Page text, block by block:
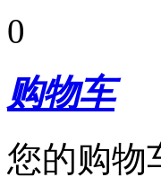
0
购物车
您的购物